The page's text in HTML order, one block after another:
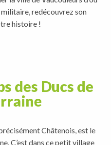
redécouvrez son
histoire !
des Ducs de
Châtenois, est le
C’est dans ce petit village